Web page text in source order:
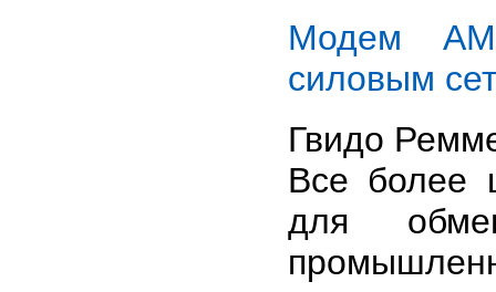
Модем
силовым
Гвидо
Все более
для